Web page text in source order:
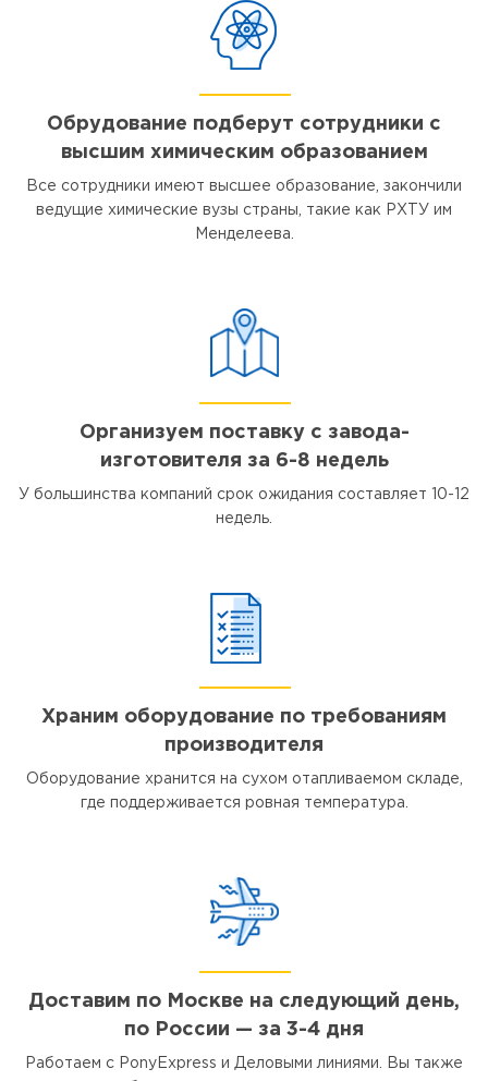
Обрудование подберут сотрудники с
высшим химическим образованием
Все сотрудники имеют высшее образование, закончили
ведущие химические вузы страны, такие как РХТУ им
Менделеева.
Организуем поставку с завода-
изготовителя за 6-8 недель
У большинства компаний срок ожидания составляет 10-12
недель.
Храним оборудование по требованиям
производителя
Оборудование хранится на сухом отапливаемом складе,
где поддерживается ровная температура.
Доставим по Москве на следующий день,
по России — за 3-4 дня
Работаем с PonyExpress и Деловыми линиями. Вы также